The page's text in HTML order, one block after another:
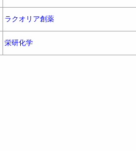
ラクオリア創薬
栄研化学